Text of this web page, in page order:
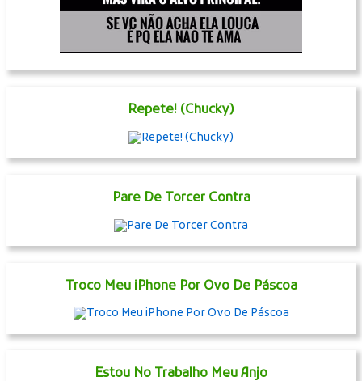
Repete! (Chucky)
Pare De Torcer Contra
Troco Meu iPhone Por Ovo De Páscoa
Estou No Trabalho Meu Anjo